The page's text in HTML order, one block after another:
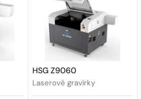
HSG Z9060
Laserové gravírky